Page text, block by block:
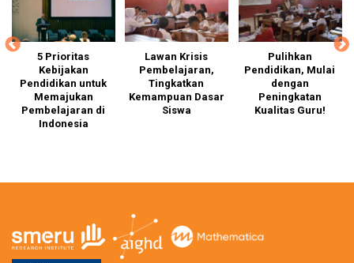
5 Prioritas
Kebijakan
Pendidikan untuk
Memajukan
Pembelajaran di
Indonesia
Lawan Krisis
Pembelajaran,
Tingkatkan
Kemampuan Dasar
Siswa
Pulihkan
Pendidikan, Mulai
dengan
Peningkatan
Kualitas Guru!